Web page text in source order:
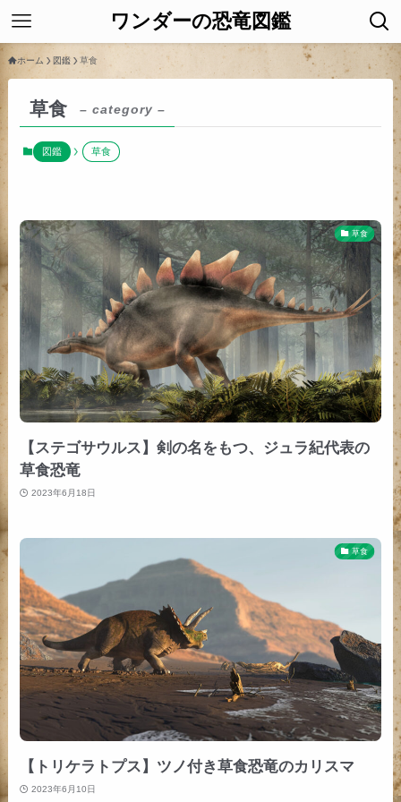
ワンダーの恐竜図鑑
ホーム 図鑑 草食
草食 – category –
図鑑 草食
草食
【ステゴサウルス】剣の名をもつ、ジュラ紀代表の
草食恐竜
2023年6月18日
草食
【トリケラトプス】ツノ付き草食恐竜のカリスマ
2023年6月10日